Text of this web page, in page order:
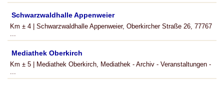
Schwarzwaldhalle Appenweier
Km ± 4 | Schwarzwaldhalle Appenweier, Oberkircher Straße 26, 77767
...
Mediathek Oberkirch
Km ± 5 | Mediathek Oberkirch, Mediathek - Archiv - Veranstaltungen -
...